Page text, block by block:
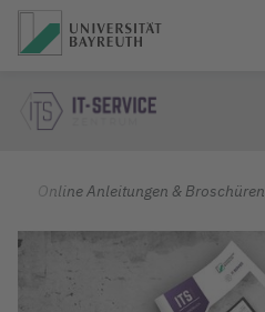
IT Servicezentrum
Online Anleitungen & Broschüren